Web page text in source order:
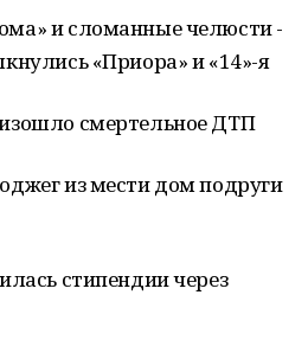
и сломанные челюсти -
«Приора» и «14»-я
смертельное ДТП
из мести дом подруги
стипендии через